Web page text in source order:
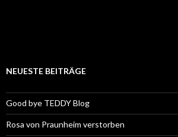
NEUESTE BEITRÄGE
Good bye TEDDY Blog
Rosa von Praunheim verstorben